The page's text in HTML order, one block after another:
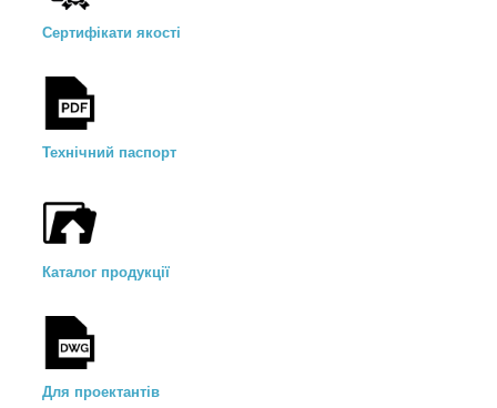
Сертифікати якості
Технічний паспорт
Каталог продукції
Для проектантів